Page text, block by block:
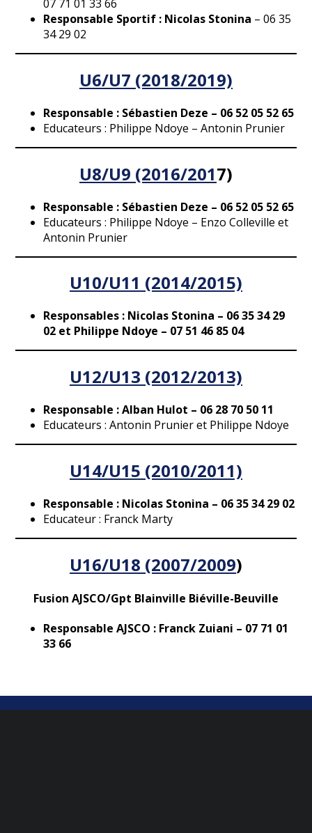
07 71 01 33 66
Responsable Sportif : Nicolas Stonina – 06 35
34 29 02
U6/U7 (2018/2019)
Responsable : Sébastien Deze – 06 52 05 52 65
Educateurs : Philippe Ndoye – Antonin Prunier
U8/U9 (2016/2017)
Responsable : Sébastien Deze – 06 52 05 52 65
Educateurs : Philippe Ndoye – Enzo Colleville et
Antonin Prunier
U10/U11 (2014/2015)
Responsables : Nicolas Stonina – 06 35 34 29
02 et Philippe Ndoye – 07 51 46 85 04
U12/U13 (2012/2013)
Responsable : Alban Hulot – 06 28 70 50 11
Educateurs : Antonin Prunier et Philippe Ndoye
U14/U15 (2010/2011)
Responsable : Nicolas Stonina – 06 35 34 29 02
Educateur : Franck Marty
U16/U18 (2007/2009)
Fusion AJSCO/Gpt Blainville Biéville-Beuville
Responsable AJSCO : Franck Zuiani – 07 71 01
33 66